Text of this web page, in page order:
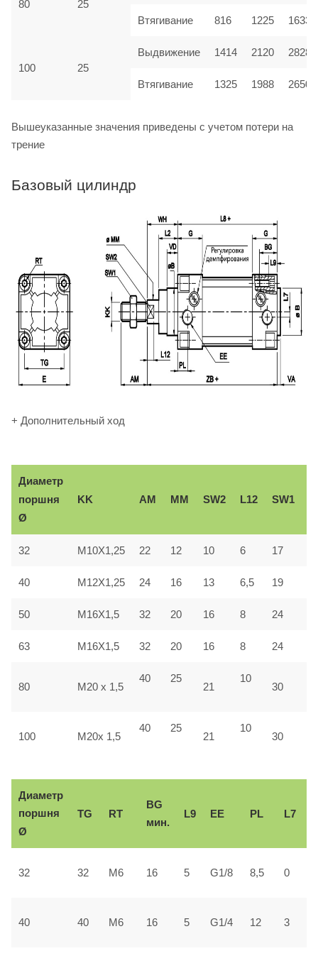
80
25
Втягивание
816 1225 1633
100 25
Выдвижение 1414 2120 2828
Втягивание 1325 1988 2650
Вышеуказанные значения приведены с учетом потери на
трение
Базовый цилиндр
+ Дополнительный ход
Диаметр
поршня
Ø
KK AM ММ SW2 L12 SW1
32 M10X1,25 22 12 10 6 17
40 M12X1,25 24 16 13 6,5 19
50 M16X1,5 32 20 16 8 24
63 M16X1,5 32 20 16 8 24
80 M20 x 1,5
40 25
21
10
30
100 M20x 1,5
40 25
21
10
30
Диаметр
поршня
Ø
TG RT
BG
мин.
L9 ЕЕ PL L7
32 32 М6 16 5 G1/8 8,5 0
40 40 М6 16 5 G1/4 12 3